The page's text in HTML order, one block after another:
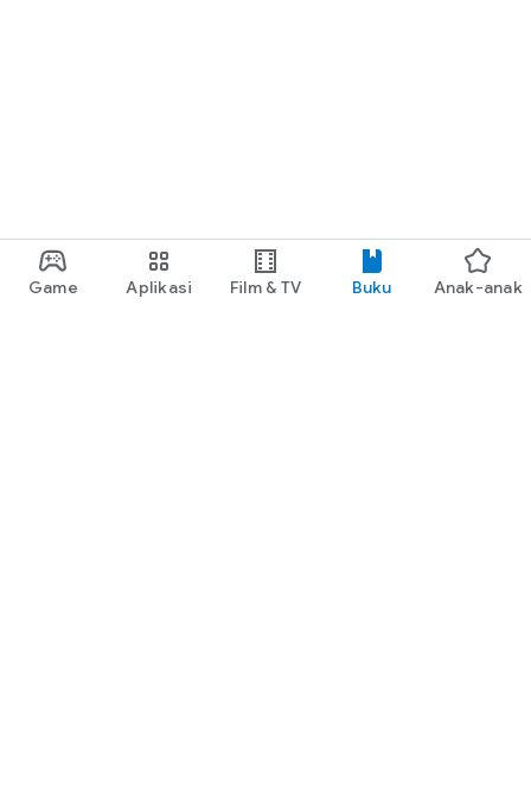
Game Aplikasi Film & TV Buku Anak-anak